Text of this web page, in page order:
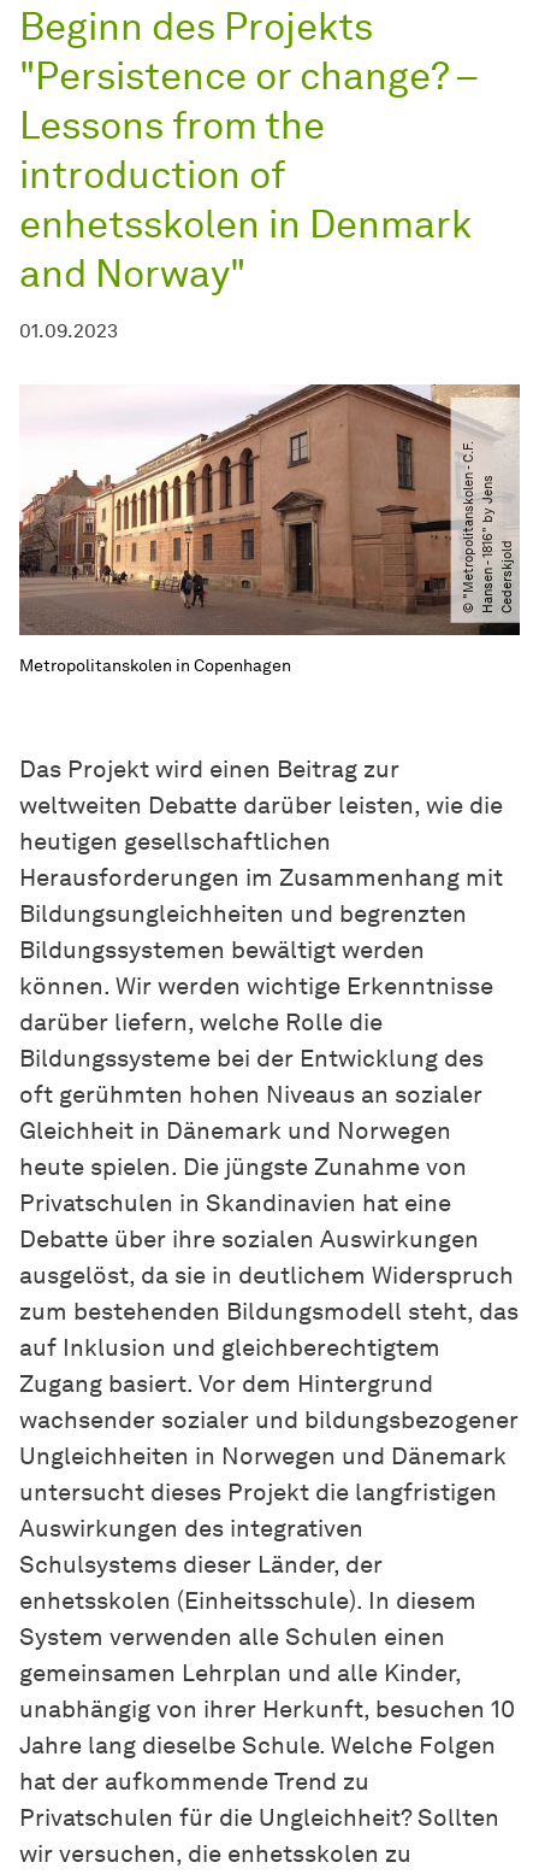
Beginn des Projekts
"Persistence or change? –
Lessons from the
introduction of
enhetsskolen in Denmark
and Norway"
01.09.2023
©
"
M
e
t
r
o
p o
l
i
t
a
n
s
k
o
l
e
n
-
C
.
F
.
H
a
n
s
e
n
-
1
8 1
6
"
b
y
J
e
ns
C
e
d
e
r
s
k
j
o
l d
Metropolitanskolen in Copenhagen
Das Projekt wird einen Beitrag zur
weltweiten Debatte darüber leisten, wie die
heutigen gesellschaftlichen
Herausforderungen im Zusammenhang mit
Bildungsungleichheiten und begrenzten
Bildungssystemen bewältigt werden
können. Wir werden wichtige Erkenntnisse
darüber liefern, welche Rolle die
Bildungssysteme bei der Entwicklung des
oft gerühmten hohen Niveaus an sozialer
Gleichheit in Dänemark und Norwegen
heute spielen. Die jüngste Zunahme von
Privatschulen in Skandinavien hat eine
Debatte über ihre sozialen Auswirkungen
ausgelöst, da sie in deutlichem Widerspruch
zum bestehenden Bildungsmodell steht, das
auf Inklusion und gleichberechtigtem
Zugang basiert. Vor dem Hintergrund
wachsender sozialer und bildungsbezogener
Ungleichheiten in Norwegen und Dänemark
untersucht dieses Projekt die langfristigen
Auswirkungen des integrativen
Schulsystems dieser Länder, der
enhetsskolen (Einheitsschule). In diesem
System verwenden alle Schulen einen
gemeinsamen Lehrplan und alle Kinder,
unabhängig von ihrer Herkunft, besuchen 10
Jahre lang dieselbe Schule. Welche Folgen
hat der aufkommende Trend zu
Privatschulen für die Ungleichheit? Sollten
wir versuchen, die enhetsskolen zu